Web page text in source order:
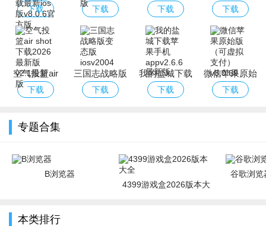
(国家中小学
智慧教育平
台)app下载最
新ios版
下载
快办app下载
苹果版
下载
app下载苹果
手机版
下载
最新官方版
下载
空气投篮air
shot下载2026
下载
三国志战略版
变态版ios
下载
我的盐城下载
苹果手机app
下载
微信苹果原始
版（可虚拟支
下载
专题合集
B浏览器
4399游戏盒2026版本大
谷歌浏览
本类排行